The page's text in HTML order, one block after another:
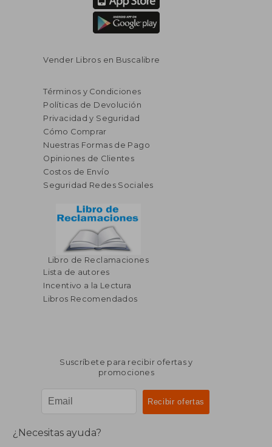
Vender Libros en Buscalibre
Términos y Condiciones
Políticas de Devolución
Privacidad y Seguridad
Cómo Comprar
Nuestras Formas de Pago
Opiniones de Clientes
Costos de Envío
Seguridad Redes Sociales
Libro de Reclamaciones
Lista de autores
Incentivo a la Lectura
Libros Recomendados
Suscríbete para recibir ofertas y
promociones
¿Necesitas ayuda?